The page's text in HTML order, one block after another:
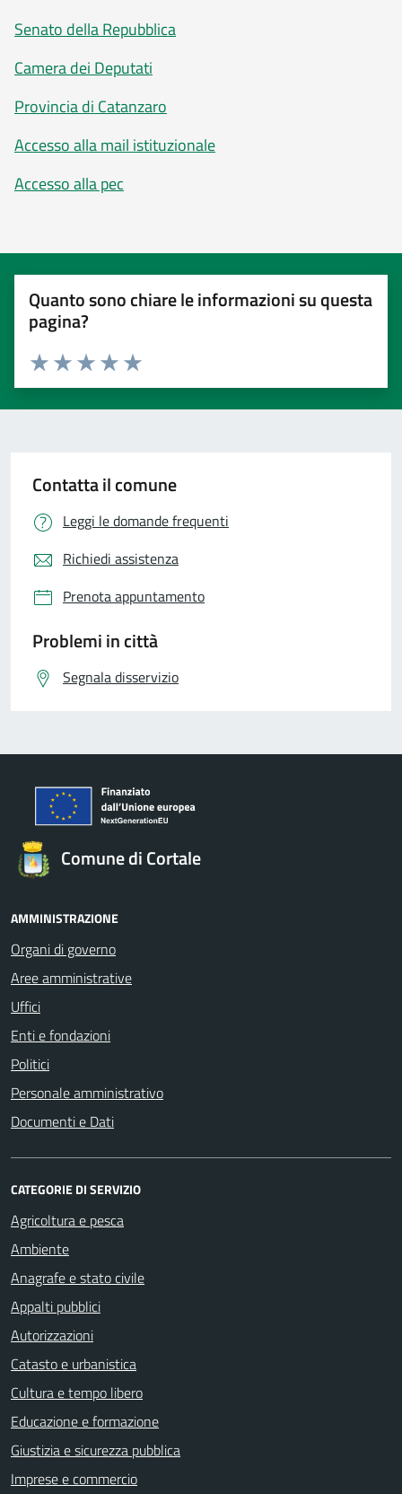
Senato della Repubblica
Camera dei Deputati
Provincia di Catanzaro
Accesso alla mail istituzionale
Accesso alla pec
Quanto sono chiare le informazioni su questa
pagina?
Valuta 5 stelle su 5
Valuta 4 stelle su 5
Valuta 3 stelle su 5
Valuta 2 stelle su 5
Valuta 1 stelle su 5
Contatta il comune
Leggi le domande frequenti
Richiedi assistenza
Prenota appuntamento
Problemi in città
Segnala disservizio
Comune di Cortale
AMMINISTRAZIONE
Organi di governo
Aree amministrative
Uffici
Enti e fondazioni
Politici
Personale amministrativo
Documenti e Dati
CATEGORIE DI SERVIZIO
Agricoltura e pesca
Ambiente
Anagrafe e stato civile
Appalti pubblici
Autorizzazioni
Catasto e urbanistica
Cultura e tempo libero
Educazione e formazione
Giustizia e sicurezza pubblica
Imprese e commercio